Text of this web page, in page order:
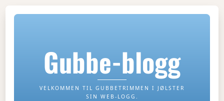
Gubbe-blogg
VELKOMMEN TIL GUBBETRIMMEN I JØLSTER
SIN WEB-LOGG.